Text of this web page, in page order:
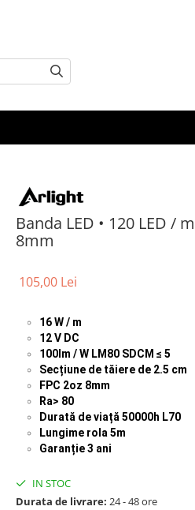
Banda LED • 120 LED /
8mm
105,00 Lei
16 W / m
12 V DC
100lm / W LM80 SDCM ≤ 5
Secțiune de tăiere de 2.5 cm
FPC 2oz 8mm
Ra> 80
Durată de viață 50000h L70
Lungime rola 5m
Garanție 3 ani
IN STOC
Durata de livrare: 24 - 48 ore